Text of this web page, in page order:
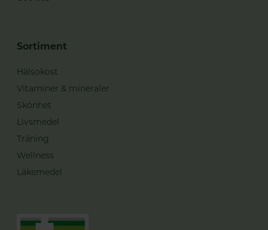
Sortiment
Hälsokost
Vitaminer & mineraler
Skönhet
Livsmedel
Träning
Wellness
Läkemedel